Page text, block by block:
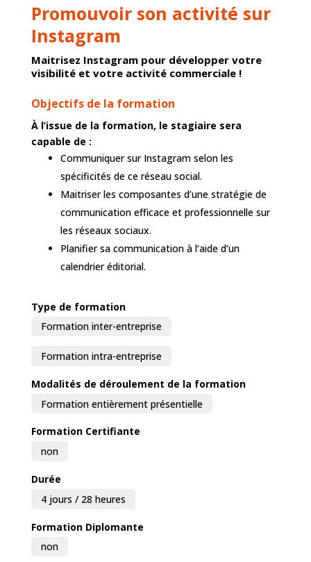
Promouvoir son activité sur
Instagram
Maitrisez Instagram pour développer votre
visibilité et votre activité commerciale !
Objectifs de la formation
À l’issue de la formation, le stagiaire sera
capable de :
Communiquer sur Instagram selon les
spécificités de ce réseau social.
Maitriser les composantes d’une stratégie de
communication efficace et professionnelle sur
les réseaux sociaux.
Planifier sa communication à l’aide d’un
calendrier éditorial.
Type de formation
Formation inter-entreprise
Formation intra-entreprise
Modalités de déroulement de la formation
Formation entièrement présentielle
Formation Certifiante
non
Durée
4 jours / 28 heures
Formation Diplomante
non